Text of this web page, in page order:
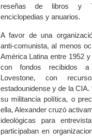
reseñas de libros y
enciclopedias y anuarios.
A favor de una
anti-comunista,al menos
América Latina entre 1952
con fondos recibidos
Lovestone, con
estadounidense yde la CIA.
su militancia política, o
ella, Alexander cruzó
ideológicas para
participaban en